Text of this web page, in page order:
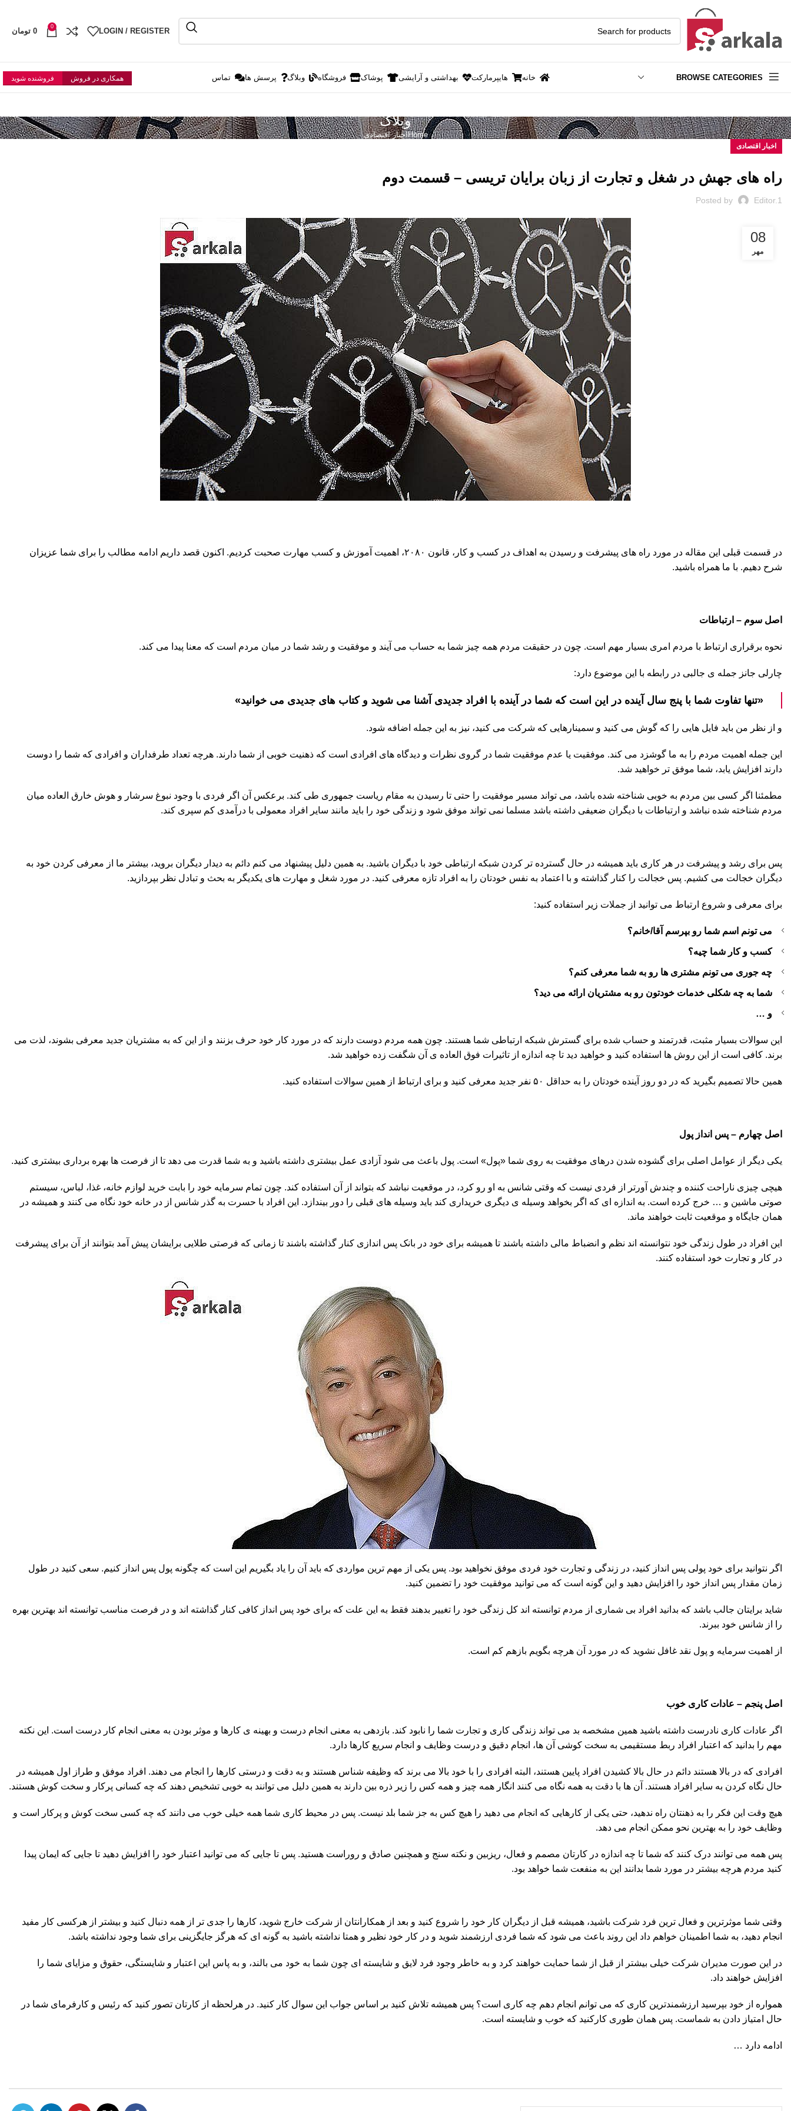
LOGIN / REGISTER
0
0 تومان
BROWSE CATEGORIES خانه هایپرمارکت بهداشتی و آرایشی پوشاک فروشگاه وبلاگ پرسش ها تماس همکاری در فروش فروشنده شوید
وبلاگ
Homeاخبار اقتصادی
اخبار اقتصادی
راه های جهش در شغل و تجارت از زبان برایان تریسی – قسمت دوم
Posted by Editor.1
08
مهر
در قسمت قبلی این مقاله در مورد راه های پیشرفت و رسیدن به اهداف در کسب و کار، قانون ۲۰۸۰، اهمیت آموزش و کسب مهارت صحبت کردیم. اکنون قصد داریم ادامه مطالب را برای شما عزیزان
شرح دهیم. با ما همراه باشید.
اصل سوم – ارتباطات
نحوه برقراری ارتباط با مردم امری بسیار مهم است. چون در حقیقت مردم همه چیز شما به حساب می آیند و موفقیت و رشد شما در میان مردم است که معنا پیدا می کند.
چارلی جانز جمله ی جالبی در رابطه با این موضوع دارد:
«تنها تفاوت شما با پنج سال آینده در این است که شما در آینده با افراد جدیدی آشنا می شوید و کتاب های جدیدی می خوانید»
و از نظر من باید فایل هایی را که گوش می کنید و سمینارهایی که شرکت می کنید، نیز به این جمله اضافه شود.
این جمله اهمیت مردم را به ما گوشزد می کند. موفقیت یا عدم موفقیت شما در گروی نظرات و دیدگاه های افرادی است که ذهنیت خوبی از شما دارند. هرچه تعداد طرفداران و افرادی که شما را دوست
دارند افزایش یابد، شما موفق تر خواهید شد.
مطمئنا اگر کسی بین مردم به خوبی شناخته شده باشد، می تواند مسیر موفقیت را حتی تا رسیدن به مقام ریاست جمهوری طی کند. برعکس آن اگر فردی با وجود نبوغ سرشار و هوش خارق العاده میان
مردم شناخته شده نباشد و ارتباطات با دیگران ضعیفی داشته باشد مسلما نمی تواند موفق شود و زندگی خود را باید مانند سایر افراد معمولی با درآمدی کم سپری کند.
پس برای رشد و پیشرفت در هر کاری باید همیشه در حال گسترده تر کردن شبکه ارتباطی خود با دیگران باشید. به همین دلیل پیشنهاد می کنم دائم به دیدار دیگران بروید، بیشتر ما از معرفی کردن خود به
دیگران خجالت می کشیم. پس خجالت را کنار گذاشته و با اعتماد به نفس خودتان را به افراد تازه معرفی کنید. در مورد شغل و مهارت های یکدیگر به بحث و تبادل نظر بپردازید.
برای معرفی و شروع ارتباط می توانید از جملات زیر استفاده کنید:
می تونم اسم شما رو بپرسم آقا/خانم؟
کسب و کار شما چیه؟
چه جوری می تونم مشتری ها رو به شما معرفی کنم؟
شما به چه شکلی خدمات خودتون رو به مشتریان ارائه می دید؟
و …
این سوالات بسیار مثبت، قدرتمند و حساب شده برای گسترش شبکه ارتباطی شما هستند. چون همه مردم دوست دارند که در مورد کار خود حرف بزنند و از این که به مشتریان جدید معرفی بشوند، لذت می
برند. کافی است از این روش ها استفاده کنید و خواهید دید تا چه اندازه از تاثیرات فوق العاده ی آن شگفت زده خواهید شد.
همین حالا تصمیم بگیرید که در دو روز آینده خودتان را به حداقل ۵۰ نفر جدید معرفی کنید و برای ارتباط از همین سوالات استفاده کنید.
اصل چهارم – پس انداز پول
یکی دیگر از عوامل اصلی برای گشوده شدن درهای موفقیت به روی شما «پول» است. پول باعث می شود آزادی عمل بیشتری داشته باشید و به شما قدرت می دهد تا از فرصت ها بهره برداری بیشتری کنید.
هیچی چیزی ناراحت کننده و چندش آورتر از فردی نیست که وقتی شانس به او رو کرد، در موقعیت نباشد که بتواند از آن استفاده کند. چون تمام سرمایه خود را بابت خرید لوازم خانه، غذا، لباس، سیستم
صوتی ماشین و … خرج کرده است. به اندازه ای که اگر بخواهد وسیله ی دیگری خریداری کند باید وسیله های قبلی را دور بیندازد. این افراد با حسرت به گذر شانس از در خانه خود نگاه می کنند و همیشه در
همان جایگاه و موقعیت ثابت خواهند ماند.
این افراد در طول زندگی خود نتوانسته اند نظم و انضباط مالی داشته باشند تا همیشه برای خود در بانک پس اندازی کنار گذاشته باشند تا زمانی که فرصتی طلایی برایشان پیش آمد بتوانند از آن برای پیشرفت
در کار و تجارت خود استفاده کنند.
اگر نتوانید برای خود پولی پس انداز کنید، در زندگی و تجارت خود فردی موفق نخواهید بود. پس یکی از مهم ترین مواردی که باید آن را یاد بگیریم این است که چگونه پول پس انداز کنیم. سعی کنید در طول
زمان مقدار پس انداز خود را افزایش دهید و این گونه است که می توانید موفقیت خود را تضمین کنید.
شاید برایتان جالب باشد که بدانید افراد بی شماری از مردم توانسته اند کل زندگی خود را تغییر بدهند فقط به این علت که برای خود پس انداز کافی کنار گذاشته اند و در فرصت مناسب توانسته اند بهترین بهره
را از شانس خود ببرند.
از اهمیت سرمایه و پول نقد غافل نشوید که در مورد آن هرچه بگویم بازهم کم است.
اصل پنجم – عادات کاری خوب
اگر عادات کاری نادرست داشته باشید همین مشخصه بد می تواند زندگی کاری و تجارت شما را نابود کند. بازدهی به معنی انجام درست و بهینه ی کارها و موثر بودن به معنی انجام کار درست است. این نکته
مهم را بدانید که اعتبار افراد ربط مستقیمی به سخت کوشی آن ها، انجام دقیق و درست وظایف و انجام سریع کارها دارد.
افرادی که در بالا هستند دائم در حال بالا کشیدن افراد پایین هستند، البته افرادی را با خود بالا می برند که وظیفه شناس هستند و به دقت و درستی کارها را انجام می دهند. افراد موفق و طراز اول همیشه در
حال نگاه کردن به سایر افراد هستند. آن ها با دقت به همه نگاه می کنند انگار همه چیز و همه کس را زیر ذره بین دارند به همین دلیل می توانند به خوبی تشخیص دهند که چه کسانی پرکار و سخت کوش هستند.
هیچ وقت این فکر را به ذهنتان راه ندهید، حتی یکی از کارهایی که انجام می دهید را هیچ کس به جز شما بلد نیست. پس در محیط کاری شما همه خیلی خوب می دانند که چه کسی سخت کوش و پرکار است و
وظایف خود را به بهترین نحو ممکن انجام می دهد.
پس همه می توانند درک کنند که شما تا چه اندازه در کارتان مصمم و فعال، ریزبین و نکته سنج و همچنین صادق و روراست هستید. پس تا جایی که می توانید اعتبار خود را افزایش دهید تا جایی که ایمان پیدا
کنید مردم هرچه بیشتر در مورد شما بدانند این به منفعت شما خواهد بود.
وقتی شما موثرترین و فعال ترین فرد شرکت باشید، همیشه قبل از دیگران کار خود را شروع کنید و بعد از همکارانتان از شرکت خارج شوید، کارها را جدی تر از همه دنبال کنید و بیشتر از هرکسی کار مفید
انجام دهید، به شما اطمینان خواهم داد این روند باعث می شود که شما فردی ارزشمند شوید و در کار خود نظیر و همتا نداشته باشید به گونه ای که هرگز جایگزینی برای شما وجود نداشته باشد.
در این صورت مدیران شرکت خیلی بیشتر از قبل از شما حمایت خواهند کرد و به خاطر وجود فرد لایق و شایسته ای چون شما به خود می بالند، و به پاس این اعتبار و شایستگی، حقوق و مزایای شما را
افزایش خواهند داد.
همواره از خود بپرسید ارزشمندترین کاری که می توانم انجام دهم چه کاری است؟ پس همیشه تلاش کنید بر اساس جواب این سوال کار کنید. در هرلحظه از کارتان تصور کنید که رئیس و کارفرمای شما در
حال امتیاز دادن به شماست. پس همان طوری کارکنید که خوب و شایسته است.
ادامه دارد …